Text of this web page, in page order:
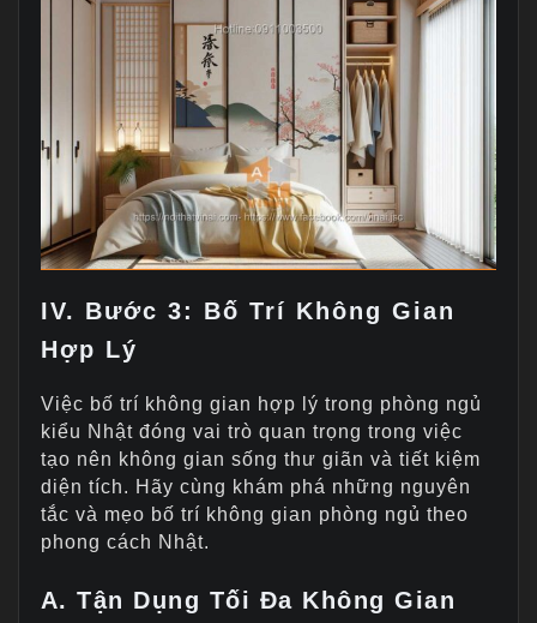
IV. Bước 3: Bố Trí Không Gian
Hợp Lý
Việc bố trí không gian hợp lý trong phòng ngủ
kiểu Nhật đóng vai trò quan trọng trong việc
tạo nên không gian sống thư giãn và tiết kiệm
diện tích. Hãy cùng khám phá những nguyên
tắc và mẹo bố trí không gian phòng ngủ theo
phong cách Nhật.
A. Tận Dụng Tối Đa Không Gian